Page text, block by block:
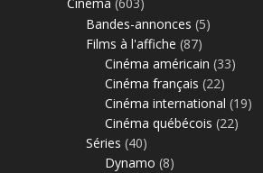
Bandes-annonces (5)
Films à l'affiche (87)
Cinéma américain (33)
Cinéma français (22)
Cinéma international (19)
Cinéma québécois (22)
Séries (40)
Dynamo (8)